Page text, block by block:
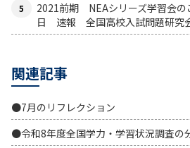
2021前期 NEAシリーズ学習会
日 速報 全国高校入試問題研究会
関連記事
●7月のリフレクション
●令和8年度全国学力・学習状況調査の